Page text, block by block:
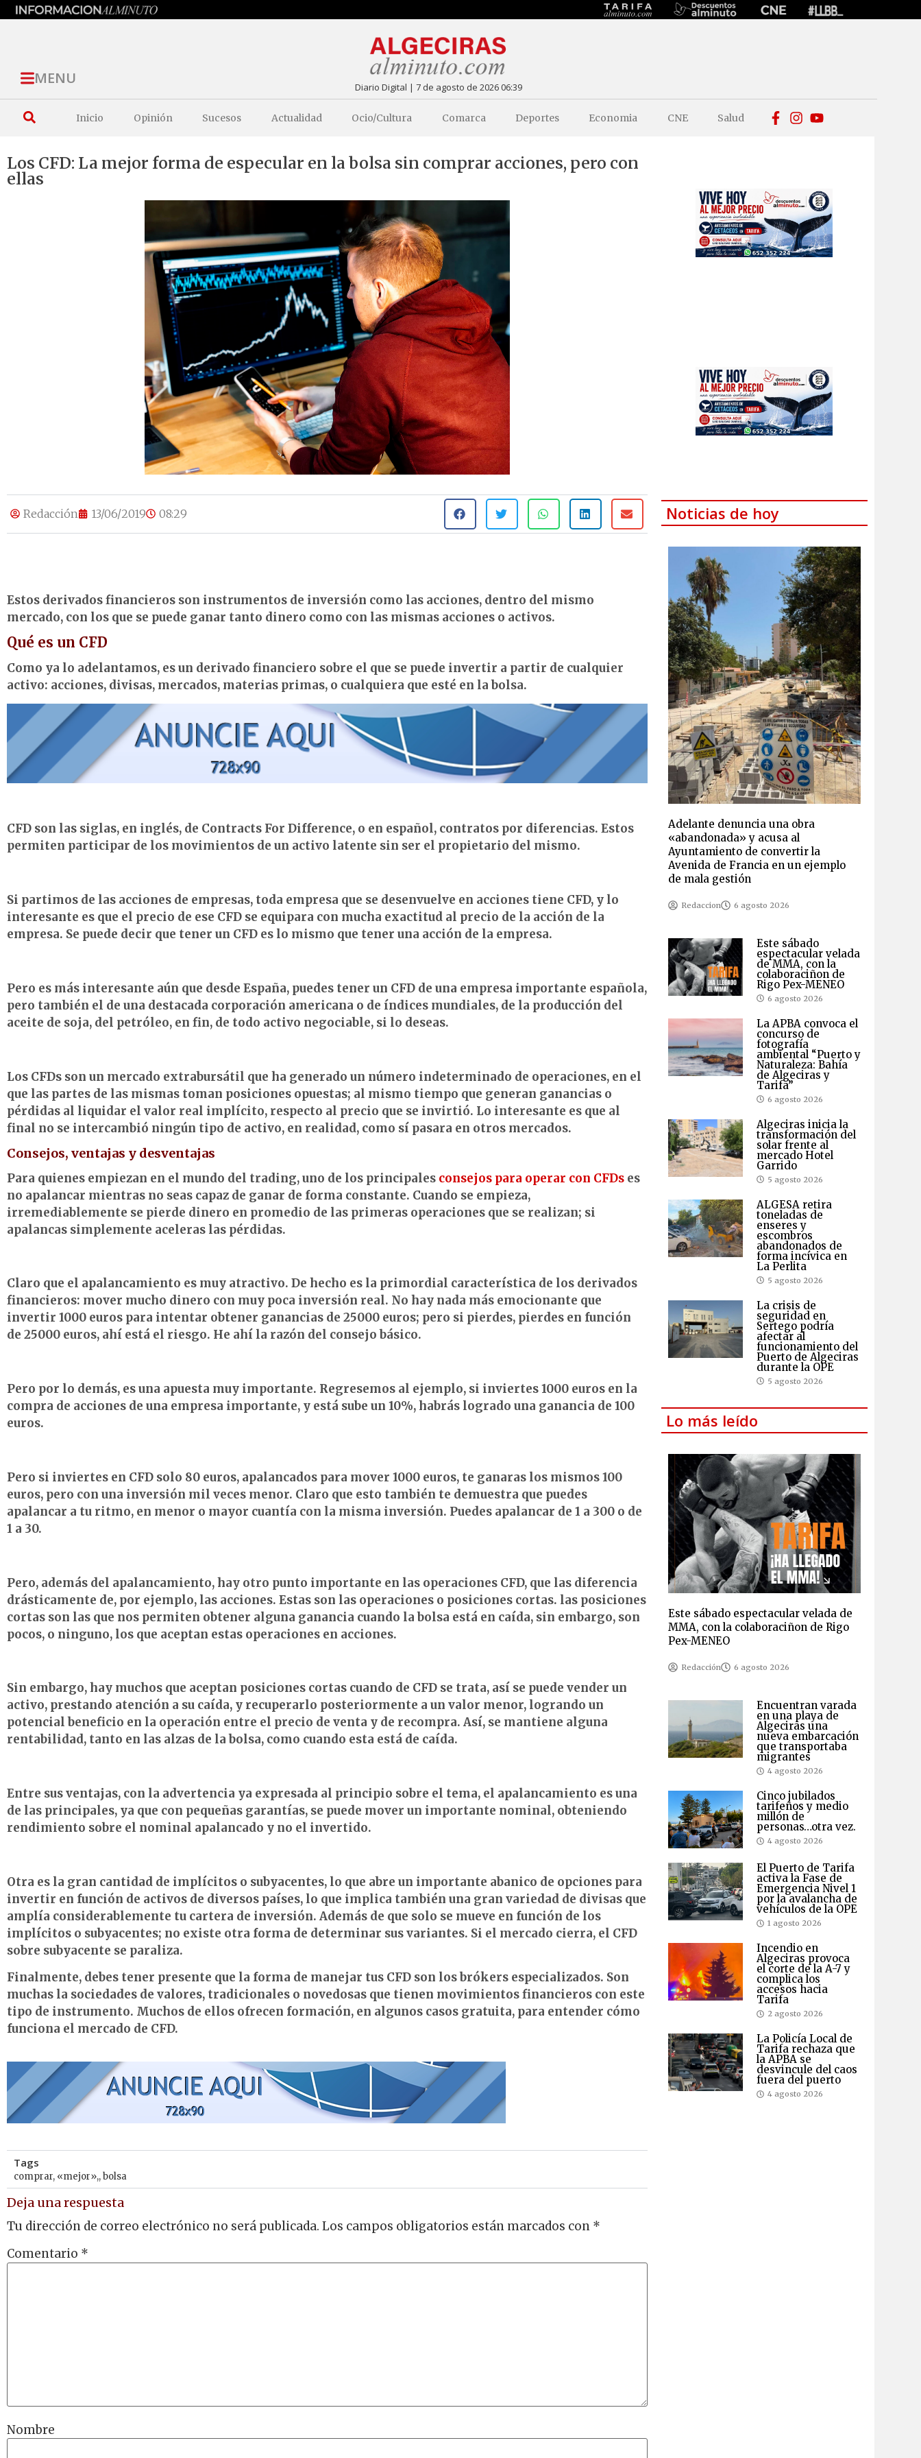
MENU Diario Digital | 7 de agosto de 2026 06:39
Inicio Opinión Sucesos Actualidad Ocio/Cultura Comarca Deportes Economia CNE Salud
Los CFD: La mejor forma de especular en la bolsa sin comprar acciones, pero con
ellas
Redacción 13/06/2019 08:29
Estos derivados financieros son instrumentos de inversión como las acciones, dentro del mismo
mercado, con los que se puede ganar tanto dinero como con las mismas acciones o activos.
Qué es un CFD
Como ya lo adelantamos, es un derivado financiero sobre el que se puede invertir a partir de cualquier
activo: acciones, divisas, mercados, materias primas, o cualquiera que esté en la bolsa.
CFD son las siglas, en inglés, de Contracts For Difference, o en español, contratos por diferencias. Estos
permiten participar de los movimientos de un activo latente sin ser el propietario del mismo.
Si partimos de las acciones de empresas, toda empresa que se desenvuelve en acciones tiene CFD, y lo
interesante es que el precio de ese CFD se equipara con mucha exactitud al precio de la acción de la
empresa. Se puede decir que tener un CFD es lo mismo que tener una acción de la empresa.
Pero es más interesante aún que desde España, puedes tener un CFD de una empresa importante española,
pero también el de una destacada corporación americana o de índices mundiales, de la producción del
aceite de soja, del petróleo, en fin, de todo activo negociable, si lo deseas.
Los CFDs son un mercado extrabursátil que ha generado un número indeterminado de operaciones, en el
que las partes de las mismas toman posiciones opuestas; al mismo tiempo que generan ganancias o
pérdidas al liquidar el valor real implícito, respecto al precio que se invirtió. Lo interesante es que al
final no se intercambió ningún tipo de activo, en realidad, como sí pasara en otros mercados.
Consejos, ventajas y desventajas
Para quienes empiezan en el mundo del trading, uno de los principales consejos para operar con CFDs es
no apalancar mientras no seas capaz de ganar de forma constante. Cuando se empieza,
irremediablemente se pierde dinero en promedio de las primeras operaciones que se realizan; si
apalancas simplemente aceleras las pérdidas.
Claro que el apalancamiento es muy atractivo. De hecho es la primordial característica de los derivados
financieros: mover mucho dinero con muy poca inversión real. No hay nada más emocionante que
invertir 1000 euros para intentar obtener ganancias de 25000 euros; pero si pierdes, pierdes en función
de 25000 euros, ahí está el riesgo. He ahí la razón del consejo básico.
Pero por lo demás, es una apuesta muy importante. Regresemos al ejemplo, si inviertes 1000 euros en la
compra de acciones de una empresa importante, y está sube un 10%, habrás logrado una ganancia de 100
euros.
Pero si inviertes en CFD solo 80 euros, apalancados para mover 1000 euros, te ganaras los mismos 100
euros, pero con una inversión mil veces menor. Claro que esto también te demuestra que puedes
apalancar a tu ritmo, en menor o mayor cuantía con la misma inversión. Puedes apalancar de 1 a 300 o de
1 a 30.
Pero, además del apalancamiento, hay otro punto importante en las operaciones CFD, que las diferencia
drásticamente de, por ejemplo, las acciones. Estas son las operaciones o posiciones cortas. las posiciones
cortas son las que nos permiten obtener alguna ganancia cuando la bolsa está en caída, sin embargo, son
pocos, o ninguno, los que aceptan estas operaciones en acciones.
Sin embargo, hay muchos que aceptan posiciones cortas cuando de CFD se trata, así se puede vender un
activo, prestando atención a su caída, y recuperarlo posteriormente a un valor menor, logrando un
potencial beneficio en la operación entre el precio de venta y de recompra. Así, se mantiene alguna
rentabilidad, tanto en las alzas de la bolsa, como cuando esta está de caída.
Entre sus ventajas, con la advertencia ya expresada al principio sobre el tema, el apalancamiento es una
de las principales, ya que con pequeñas garantías, se puede mover un importante nominal, obteniendo
rendimiento sobre el nominal apalancado y no el invertido.
Otra es la gran cantidad de implícitos o subyacentes, lo que abre un importante abanico de opciones para
invertir en función de activos de diversos países, lo que implica también una gran variedad de divisas que
amplía considerablemente tu cartera de inversión. Además de que solo se mueve en función de los
implícitos o subyacentes; no existe otra forma de determinar sus variantes. Si el mercado cierra, el CFD
sobre subyacente se paraliza.
Finalmente, debes tener presente que la forma de manejar tus CFD son los brókers especializados. Son
muchas la sociedades de valores, tradicionales o novedosas que tienen movimientos financieros con este
tipo de instrumento. Muchos de ellos ofrecen formación, en algunos casos gratuita, para entender cómo
funciona el mercado de CFD.
Tags
comprar, «mejor»,,bolsa
Deja una respuesta
Tu dirección de correo electrónico no será publicada. Los campos obligatorios están marcados con *
Comentario *
Nombre
Noticias de hoy
Adelante denuncia una obra
«abandonada» y acusa al
Ayuntamiento de convertir la
Avenida de Francia en un ejemplo
de mala gestión
Redaccion 6 agosto 2026
Este sábado
espectacular velada
de MMA, con la
colaboraciñon de
Rigo Pex-MENEO
6 agosto 2026
La APBA convoca el
concurso de
fotografía
ambiental “Puerto y
Naturaleza: Bahía
de Algeciras y
Tarifa”
6 agosto 2026
Algeciras inicia la
transformación del
solar frente al
mercado Hotel
Garrido
5 agosto 2026
ALGESA retira
toneladas de
enseres y
escombros
abandonados de
forma incívica en
La Perlita
5 agosto 2026
La crisis de
seguridad en
Sertego podría
afectar al
funcionamiento del
Puerto de Algeciras
durante la OPE
5 agosto 2026
Lo más leído
Este sábado espectacular velada de
MMA, con la colaboraciñon de Rigo
Pex-MENEO
Redacción 6 agosto 2026
Encuentran varada
en una playa de
Algeciras una
nueva embarcación
que transportaba
migrantes
4 agosto 2026
Cinco jubilados
tarifeños y medio
millón de
personas…otra vez.
4 agosto 2026
El Puerto de Tarifa
activa la Fase de
Emergencia Nivel 1
por la avalancha de
vehículos de la OPE
1 agosto 2026
Incendio en
Algeciras provoca
el corte de la A-7 y
complica los
accesos hacia
Tarifa
2 agosto 2026
La Policía Local de
Tarifa rechaza que
la APBA se
desvincule del caos
fuera del puerto
4 agosto 2026